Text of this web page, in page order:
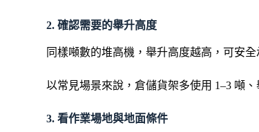
2. 確認需要的舉升高度
同樣噸數的堆高機，舉升高度越高，可安
以常見場景來說，倉儲貨架多使用 1–3 噸
3. 看作業場地與地面條件